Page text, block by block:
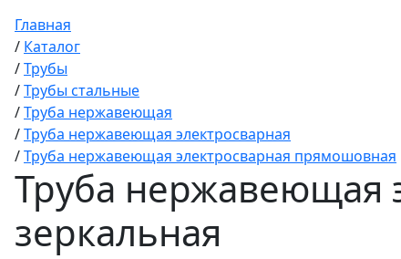
Главная
/ Каталог
/Трубы
/Трубы стальные
/Труба нержавеющая
/Труба нержавеющая электросварная
/Труба нержавеющая электросварная прямошовная
Труба нержавеющая
зеркальная